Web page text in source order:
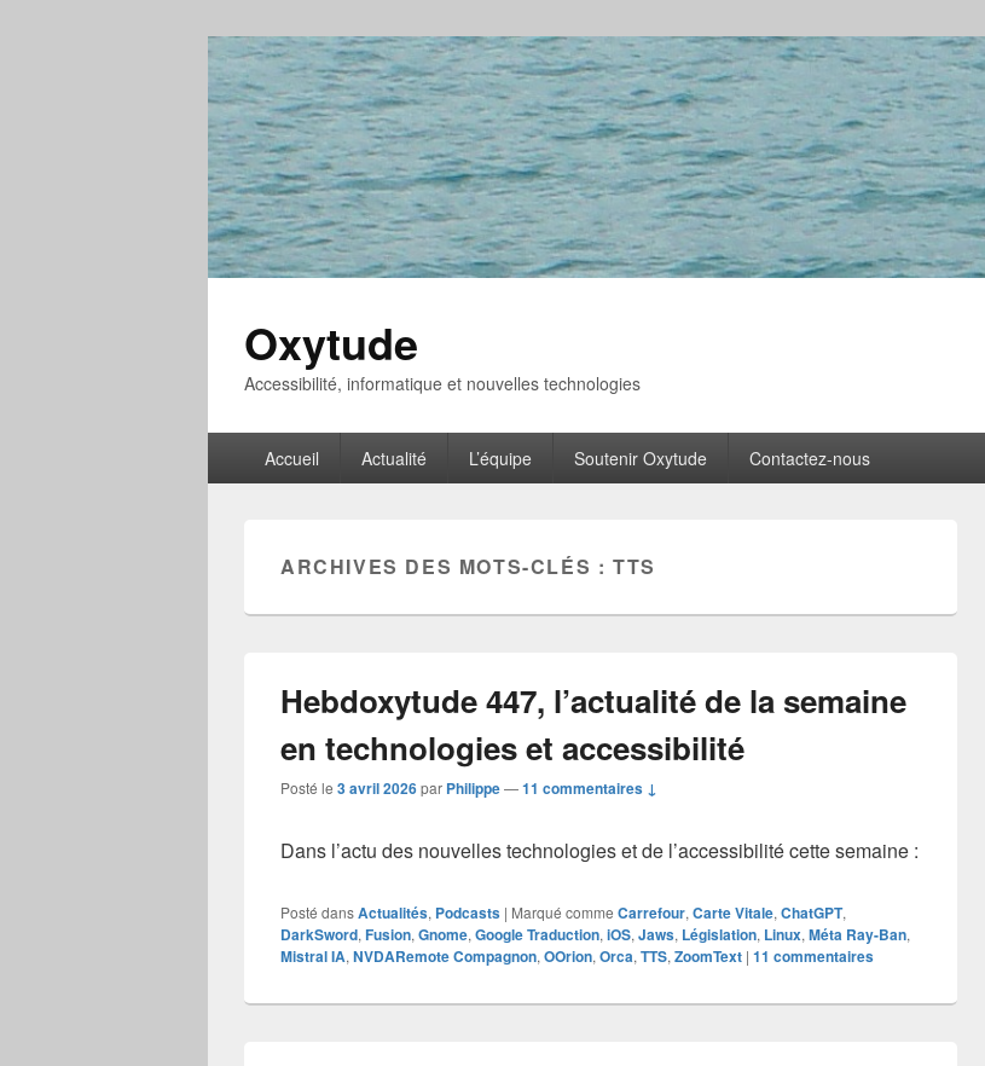
Oxytude
Accessibilité, informatique et nouvelles technologies
principalAccueil Actualité L’équipe Soutenir Oxytude Contactez-nous
ARCHIVES DES MOTS-CLÉS :TTS
Hebdoxytude 447, l’actualité de la semaine
en technologies et accessibilité
Posté le 3 avril 2026par Philippe—11 commentaires ↓
Dans l’actu des nouvelles technologies et de l’accessibilité cette semaine :
Posté dansActualités, Podcasts | Marqué comme Carrefour, Carte Vitale, ChatGPT,
DarkSword, Fusion, Gnome, Google Traduction, iOS, Jaws, Législation, Linux, Méta Ray-Ban,
Mistral IA, NVDARemote Compagnon, OOrion, Orca, TTS, ZoomText | 11 commentaires